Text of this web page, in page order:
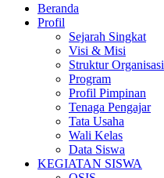
Beranda
Profil
Sejarah Singkat
Visi & Misi
Struktur Organisasi
Program
Profil Pimpinan
Tenaga Pengajar
Tata Usaha
Wali Kelas
Data Siswa
KEGIATAN SISWA